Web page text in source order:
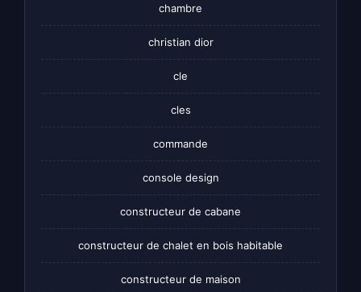
chambre
christian dior
cle
cles
commande
console design
constructeur de cabane
constructeur de chalet en bois habitable
constructeur de maison